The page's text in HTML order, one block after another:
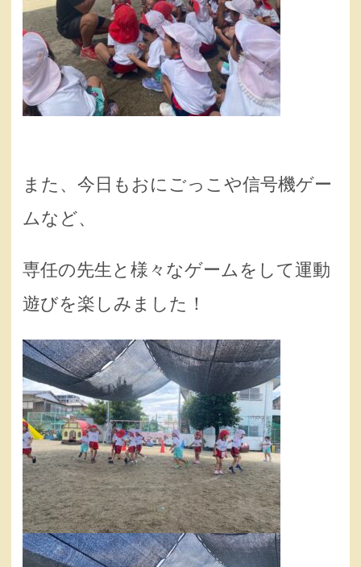
また、今日もおにごっこや信号機ゲー
ムなど、
専任の先生と様々なゲームをして運動
遊びを楽しみました！